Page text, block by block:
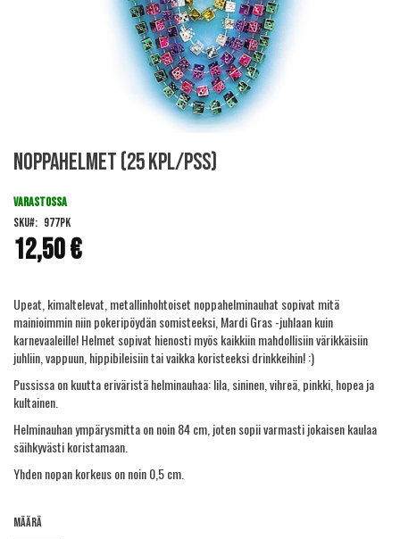
to
beginning
the
images
gallery
Noppahelmet (25 kpl/pss)
12,50 €
VARASTOSSA
SKU
977PK
Upeat, kimaltelevat, metallinhohtoiset noppahelminauhat sopivat mitä
mainioimmin niin pokeripöydän somisteeksi, Mardi Gras -juhlaan kuin
karnevaaleille! Helmet sopivat hienosti myös kaikkiin mahdollisiin värikkäisiin
juhliin, vappuun, hippibileisiin tai vaikka koristeeksi drinkkeihin! :)
Pussissa on kuutta eriväristä helminauhaa: lila, sininen, vihreä, pinkki, hopea ja
kultainen.
Helminauhan ympärysmitta on noin 84 cm, joten sopii varmasti jokaisen kaulaa
säihkyvästi koristamaan.
Yhden nopan korkeus on noin 0,5 cm.
Määrä